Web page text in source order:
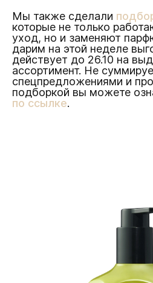
Мы также сделали
которые не только
уход, но и заменяют
дарим на этой неделе
действует до 26.10 на
ассортимент. Не
спецпредложениями и
подборкой вы можете
по ссылке.